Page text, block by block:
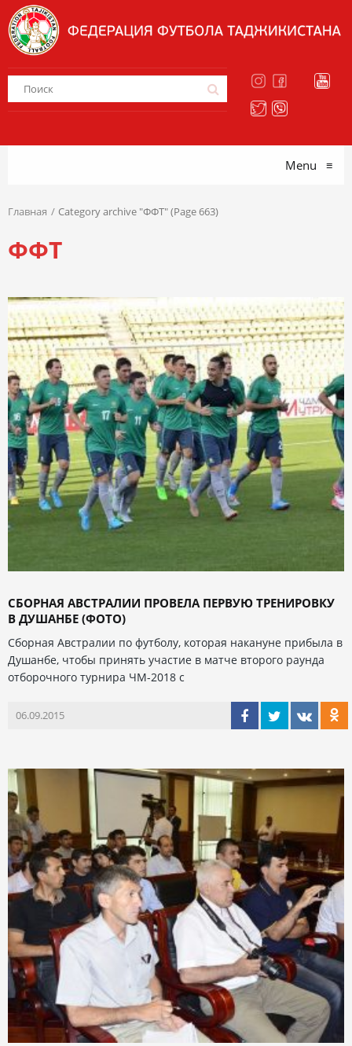
Menu ≡
Главная Category archive "ФФТ" (Page 663)
ФФТ
СБОРНАЯ АВСТРАЛИИ ПРОВЕЛА ПЕРВУЮ ТРЕНИРОВКУ
В ДУШАНБЕ (ФОТО)
Сборная Австралии по футболу, которая накануне прибыла в
Душанбе, чтобы принять участие в матче второго раунда
отборочного турнира ЧМ-2018 с
06.09.2015